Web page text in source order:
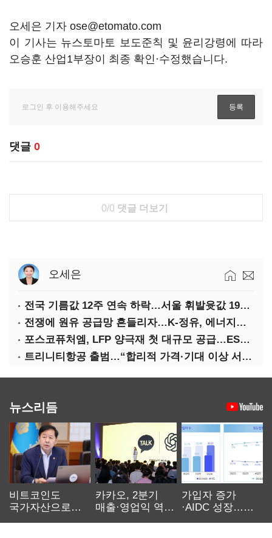
오세은 기자 ose@etomato.com
이 기사는 뉴스토마토 보도준칙 및 윤리강령에 따라
오승훈 산업1부장이 최종 확인·수정했습니다.
댓글 0
0/0 댓글 더보기
오세은
전국 기름값 12주 연속 하락…서울 휘발윳값 1909원
전쟁에 원유 공급망 흔들리자…K-정유, 에너지안보 핵심으로 재부상
포스코퓨처엠, LFP 양극재 첫 대규모 공급…ESS 시장 공략
트리니티항공 출범…“합리적 가격·기대 이상 서비스로 승부”
뉴스리듬
비트코인도
국가자산으로…'
카카오, 2분기
매출·영업익 역대
가입자 증가
·AIDC 성장…